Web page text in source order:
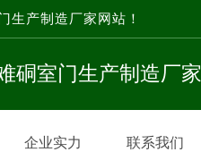
生产制造厂家网站！
硐室门生产制造厂家
企业实力 联系我们